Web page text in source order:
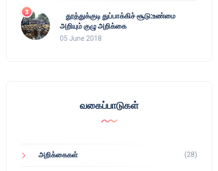
தூத்துக்குடி துப்பாக்கிச் சூடு:உண்மை
அறியும் குழு அறிக்கை
05 June 2018
வகைப்பாடுகள்
அறிக்கைகள் (28)